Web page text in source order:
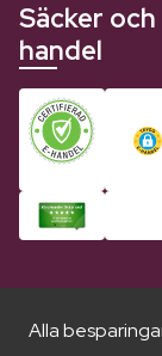
Säcker
handel
Alla